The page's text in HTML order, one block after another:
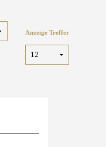
Anzeige Treffer